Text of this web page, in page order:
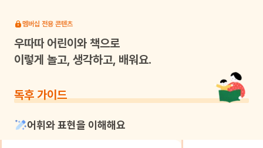
멤버십 전용 콘텐츠
우따따어린이와 책으로
이렇게 놀고, 생각하고, 배워요.
독후 가이드
어휘와 표현을 이해해요